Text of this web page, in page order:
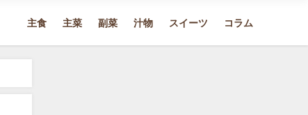
主食 主菜 副菜 汁物 スイーツ コラム